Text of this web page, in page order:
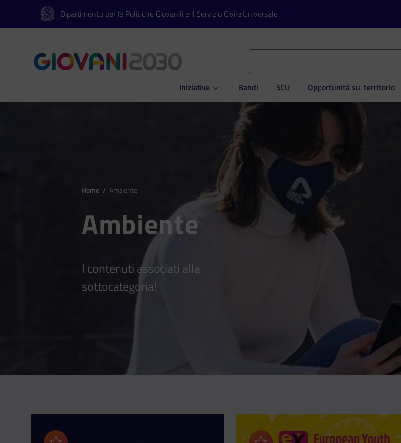
Vai al contenuto principale
Vai al footer Dipartimento per le Politiche Giovanili e il Servizio Civile Universale
Iniziative
Apri Iniziative Bandi SCU Opportunità sul territorio
Home / Ambiente
Ambiente
I contenuti associati alla
sottocategoria!